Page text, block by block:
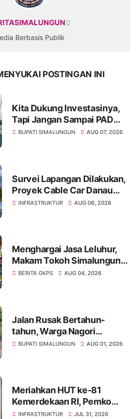
Berbasis Publik
POSTINGAN INI
Kita Dukung Investasinya,
Tapi Jangan Sampai PAD
Simalungun yang Jadi
BUPATI SIMALUNGUN AUG 07, 2026
Survei Lapangan Dilakukan,
Proyek Cable Car Danau
Toba Masih Terkendala
INFRASTRUKTUR AUG 06, 2026
Menghargai Jasa Leluhur,
Makam Tokoh Simalungun
dr. Djasamen Saragih Resmi
BERITA GKPS AUG 04, 2026
Jalan Rusak Bertahun-
tahun, Warga Nagori
Sibangun Mariah Bergotong
BUPATI SIMALUNGUN AUG 01, 2026
Meriahkan HUT ke-81
Kemerdekaan RI, Pemko
Pematangsiantar
INFRASTRUKTUR JUL 31, 2026